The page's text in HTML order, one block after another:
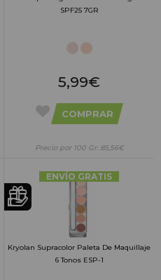
SPF25 7GR
5,99€
COMPRAR
Precio por 100 Gr: 85,56€
ENVÍO GRATIS
Kryolan Supracolor Paleta De Maquillaje
6 Tonos ESP-1